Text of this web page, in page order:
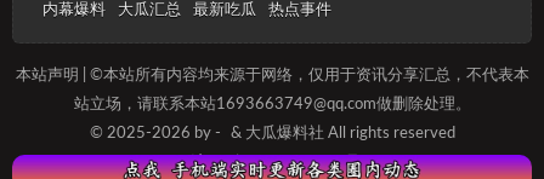
内幕爆料 大瓜汇总 最新吃瓜 热点事件
本站声明 | ©本站所有内容均来源于网络，仅用于资讯分享汇总，不代表本
站立场，请联系本站1693663749@qq.com做删除处理。
© 2025-2026 by -
& 大瓜爆料社 All rights reserved
沪ICP备2023013657号